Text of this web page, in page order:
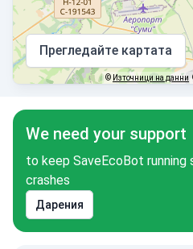
Прегледайте картата
©Източници на данни
We need your support
to keep SaveEcoBot
crashes
Дарения